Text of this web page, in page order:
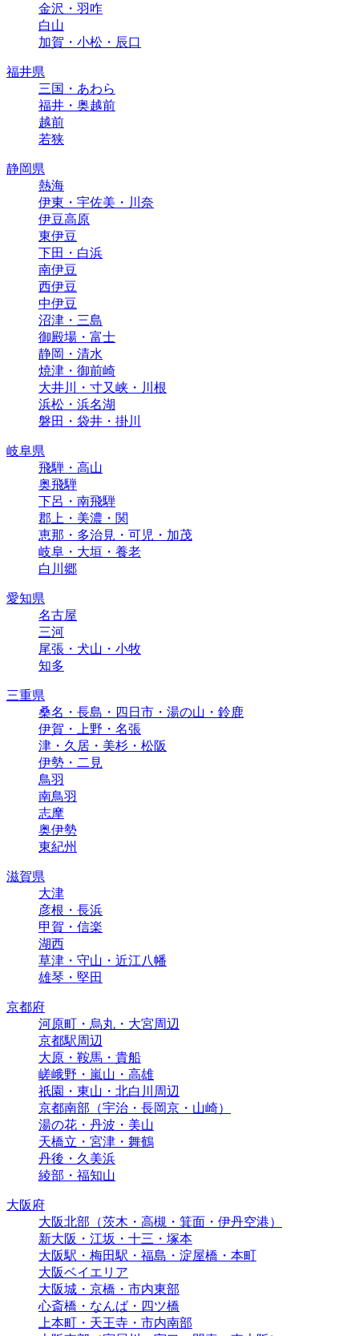
金沢・羽咋
白山
加賀・小松・辰口
福井県
三国・あわら
福井・奥越前
越前
若狭
静岡県
熱海
伊東・宇佐美・川奈
伊豆高原
東伊豆
下田・白浜
南伊豆
西伊豆
中伊豆
沼津・三島
御殿場・富士
静岡・清水
焼津・御前崎
大井川・寸又峡・川根
浜松・浜名湖
磐田・袋井・掛川
岐阜県
飛騨・高山
奥飛騨
下呂・南飛騨
郡上・美濃・関
恵那・多治見・可児・加茂
岐阜・大垣・養老
白川郷
愛知県
名古屋
三河
尾張・犬山・小牧
知多
三重県
桑名・長島・四日市・湯の山・鈴鹿
伊賀・上野・名張
津・久居・美杉・松阪
伊勢・二見
鳥羽
南鳥羽
志摩
奥伊勢
東紀州
滋賀県
大津
彦根・長浜
甲賀・信楽
湖西
草津・守山・近江八幡
雄琴・堅田
京都府
河原町・烏丸・大宮周辺
京都駅周辺
大原・鞍馬・貴船
嵯峨野・嵐山・高雄
祇園・東山・北白川周辺
京都南部（宇治・長岡京・山崎）
湯の花・丹波・美山
天橋立・宮津・舞鶴
丹後・久美浜
綾部・福知山
大阪府
大阪北部（茨木・高槻・箕面・伊丹空港）
新大阪・江坂・十三・塚本
大阪駅・梅田駅・福島・淀屋橋・本町
大阪ベイエリア
大阪城・京橋・市内東部
心斎橋・なんば・四ツ橋
上本町・天王寺・市内南部